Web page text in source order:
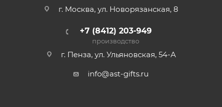
г. Москва, ул. Новорязанская, 8
+7 (8412) 203-949
производство
г. Пенза, ул. Ульяновская, 54-А
info@ast-gifts.ru